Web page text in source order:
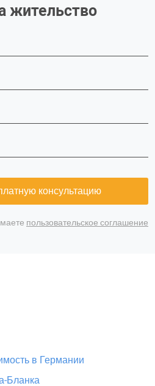
жительство
консультацию
пользовательское соглашение
в Германии
Бланка